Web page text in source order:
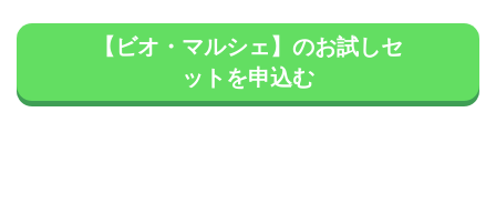
【ビオ・マルシェ】のお試しセ
ットを申込む